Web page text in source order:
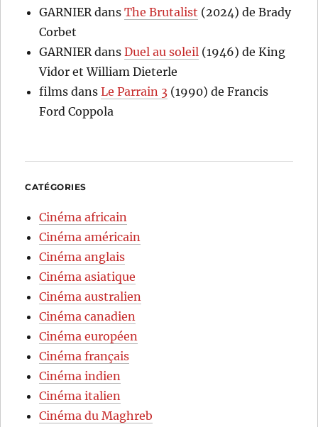
GARNIER dansThe Brutalist (2024) de Brady
Corbet
GARNIER dansDuel au soleil (1946) de King
Vidor et William Dieterle
films dansLe Parrain 3 (1990) de Francis
Ford Coppola
CATÉGORIES
Cinéma africain
Cinéma américain
Cinéma anglais
Cinéma asiatique
Cinéma australien
Cinéma canadien
Cinéma européen
Cinéma français
Cinéma indien
Cinéma italien
Cinéma du Maghreb